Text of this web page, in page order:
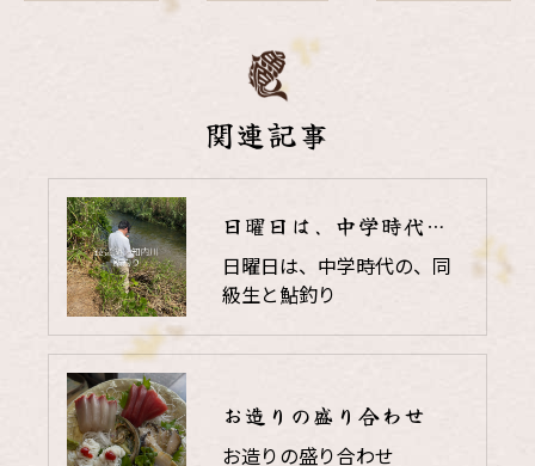
関連記事
日曜日は、中学時代の、同級生と鮎釣り
日曜日は、中学時代の、同
級生と鮎釣り
お造りの盛り合わせ
お造りの盛り合わせ